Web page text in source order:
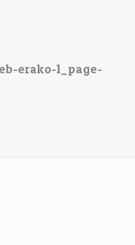
erako-1_page-